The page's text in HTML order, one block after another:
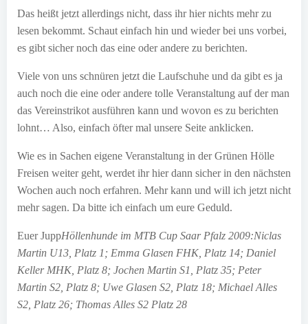
Das heißt jetzt allerdings nicht, dass ihr hier nichts mehr zu
lesen bekommt. Schaut einfach hin und wieder bei uns vorbei,
es gibt sicher noch das eine oder andere zu berichten.
Viele von uns schnüren jetzt die Laufschuhe und da gibt es ja
auch noch die eine oder andere tolle Veranstaltung auf der man
das Vereinstrikot ausführen kann und wovon es zu berichten
lohnt… Also, einfach öfter mal unsere Seite anklicken.
Wie es in Sachen eigene Veranstaltung in der Grünen Hölle
Freisen weiter geht, werdet ihr hier dann sicher in den nächsten
Wochen auch noch erfahren. Mehr kann und will ich jetzt nicht
mehr sagen. Da bitte ich einfach um eure Geduld.
Euer JuppHöllenhunde im MTB Cup Saar Pfalz 2009:Niclas
Martin U13, Platz 1; Emma Glasen FHK, Platz 14; Daniel
Keller MHK, Platz 8; Jochen Martin S1, Platz 35; Peter
Martin S2, Platz 8; Uwe Glasen S2, Platz 18; Michael Alles
S2, Platz 26; Thomas Alles S2 Platz 28